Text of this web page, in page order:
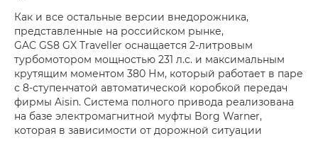
Как и все остальные версии внедорожника,
представленные на российском рынке,
GAC GS8 GX Traveller оснащается 2-литровым
турбомотором мощностью 231 л.с. и максимальным
крутящим моментом 380 Нм, который работает в паре
с 8-ступенчатой автоматической коробкой передач
фирмы Aisin. Система полного привода реализована
на базе электромагнитной муфты Borg Warner,
которая в зависимости от дорожной ситуации